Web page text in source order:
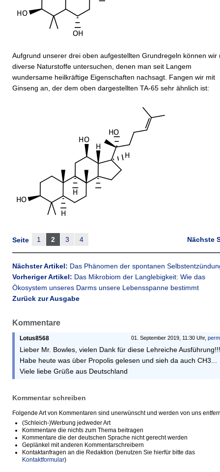
Aufgrund unserer drei oben aufgestellten Grundregeln können wir
diverse Naturstoffe untersuchen, denen man seit Langem
wundersame heilkräftige Eigenschaften nachsagt. Fangen wir mit
Ginseng an, der dem oben dargestellten TA-65 sehr ähnlich ist:
Nächste
Seite 1 2 3 4
Nächster Artikel: Das Phänomen der spontanen
Vorheriger Artikel: Das Mikrobiom der Langlebigkeit: Wie das
Ökosystem unseres Darms unsere Lebensspanne bestimmt
Zurück zur Ausgabe
Kommentare
01. September 2019, 11:30 Uhr,
Lotus8568
Lieber Mr. Bowles, vielen Dank für diese Lehreiche Ausführung!!!
Habe heute was über Propolis gelesen und sieh da auch CH3...
Viele liebe Grüße aus Deutschland
Kommentar schreiben
Folgende Art von Kommentaren sind unerwünscht und werden von uns
(Schleich-)Werbung jedweder Art
Kommentare die nichts zum Thema beitragen
Kommentare die der deutschen Sprache nicht gerecht werden
Geplänkel mit anderen Kommentarschreibern
Kontaktanfragen an die Redaktion (benutzen Sie hierfür bitte das
Kontaktformular)